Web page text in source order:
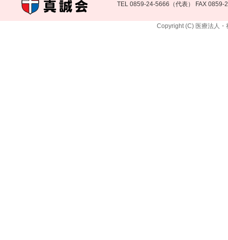
TEL 0859-24-5666（代表） FAX 0859-
Copyright (C) 医療法人